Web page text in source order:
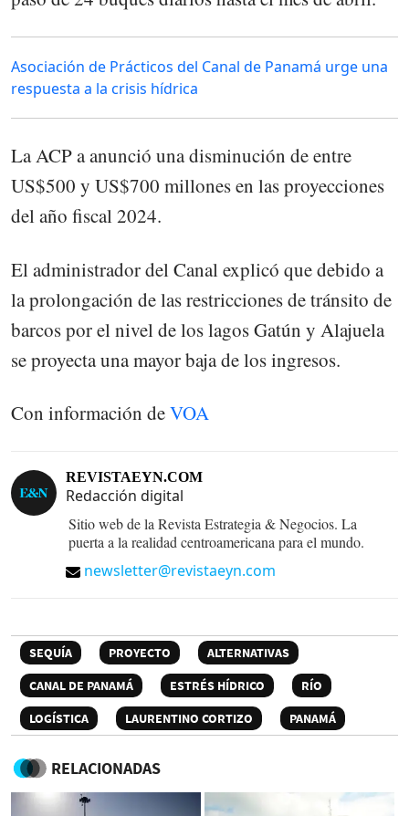
Asociación de Prácticos del Canal de Panamá urge una
respuesta a la crisis hídrica
La ACP a anunció una disminución de entre
US$500 y US$700 millones en las proyecciones
del año fiscal 2024.
El administrador del Canal explicó que debido a
la prolongación de las restricciones de tránsito de
barcos por el nivel de los lagos Gatún y Alajuela
se proyecta una mayor baja de los ingresos.
Con información deVOA
REVISTAEYN.COM
Redacción digital
Sitio web de la Revista Estrategia & Negocios. La
puerta a la realidad centroamericana para el mundo.
newsletter@revistaeyn.com
SEQUÍA PROYECTO
ALTERNATIVAS
CANAL DE PANAMÁ
ESTRÉS HÍDRICO
RÍO
LOGÍSTICA
LAURENTINO CORTIZO PANAMÁ
RELACIONADAS